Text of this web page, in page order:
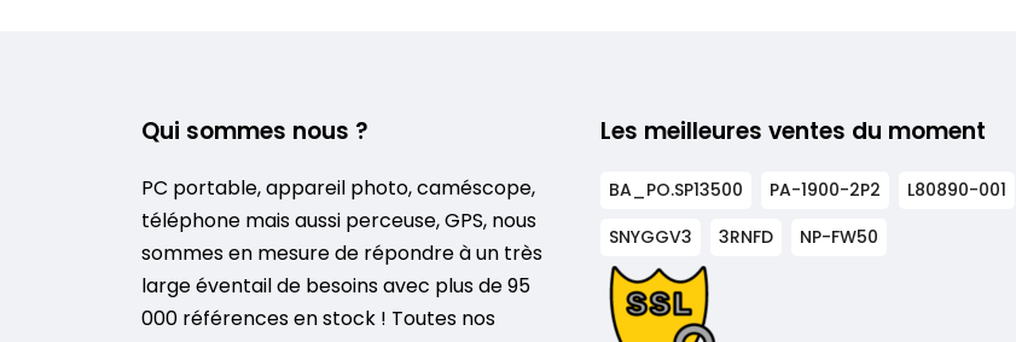
Qui sommes nous ?
PC portable, appareil photo, caméscope,
téléphone mais aussi perceuse, GPS, nous
sommes en mesure de répondre à un très
large éventail de besoins avec plus de 95
000 références en stock ! Toutes nos
Les meilleures ventes du moment
BA_PO.SP13500 PA-1900-2P2
L80890-001
SNYGGV3
3RNFD NP-FW50